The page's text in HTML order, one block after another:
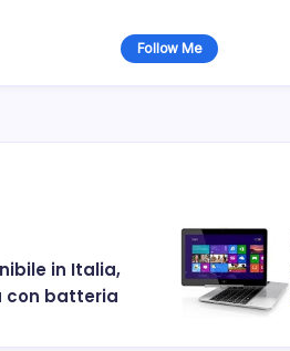
Follow Me
in Italia,
con batteria